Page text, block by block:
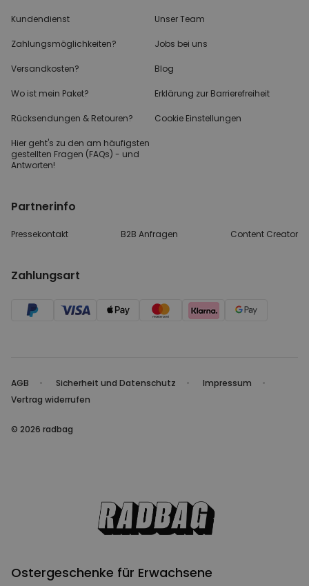
Kundendienst
Zahlungsmöglichkeiten?
Versandkosten?
Wo ist mein Paket?
Rücksendungen & Retouren?
Hier geht's zu den am häufigsten
gestellten Fragen (FAQs) - und
Antworten!
Unser Team
Jobs bei uns
Blog
Erklärung zur Barrierefreiheit
Cookie Einstellungen
Partnerinfo
Pressekontakt B2B Anfragen Content Creator
Zahlungsart
AGB Sicherheit und Datenschutz
Impressum
Vertrag widerrufen
© 2026 radbag
Ostergeschenke für Erwachsene